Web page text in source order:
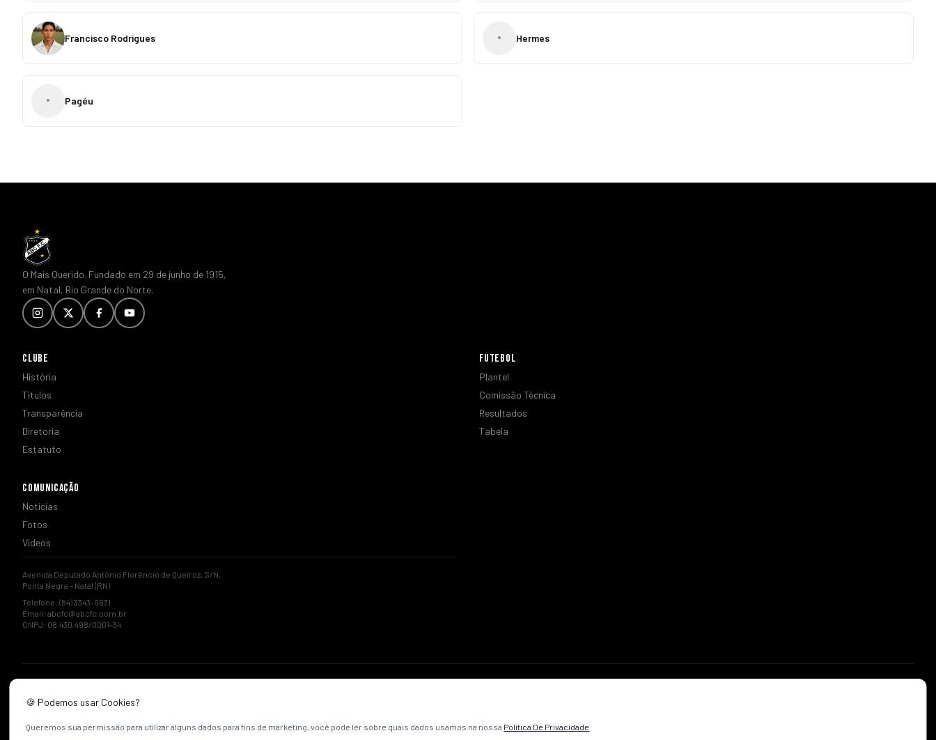
Francisco Rodrigues • Hermes
• Pagéu
O Mais Querido. Fundado em 29 de junho de 1915,
em Natal, Rio Grande do Norte.
CLUBE
História
Títulos
Transparência
Diretoria
Estatuto
FUTEBOL
Plantel
Comissão Técnica
Resultados
Tabela
COMUNICAÇÃO
Notícias
Fotos
Vídeos
Avenida Deputado Antônio Florêncio de Queiroz, S/N,
Ponta Negra – Natal (RN)
Telefone: (84) 3343-0631
Email: abcfc@abcfc.com.br
CNPJ: 08.430.498/0001-34
Desenvolvido pelaVibeCriativa.
🍪 Podemos usar Cookies?
Queremos sua permissão para utilizar alguns dados para fins de marketing, você pode ler sobre quais dados usamos na nossa Política De Privacidade